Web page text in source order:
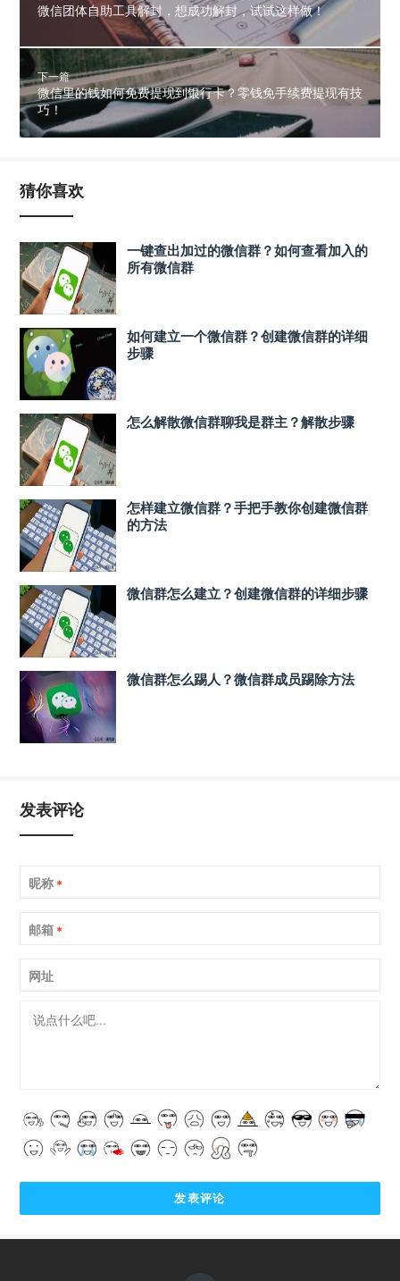
微信团体自助工具解封，想成功解封，试试这样做！
下一篇
微信里的钱如何免费提现到银行卡？零钱免手续费提现有技
巧！
猜你喜欢
一键查出加过的微信群？如何查看加入的
所有微信群
如何建立一个微信群？创建微信群的详细
步骤
怎么解散微信群聊我是群主？解散步骤
怎样建立微信群？手把手教你创建微信群
的方法
微信群怎么建立？创建微信群的详细步骤
微信群怎么踢人？微信群成员踢除方法
发表评论
昵称 *
邮箱 *
网址